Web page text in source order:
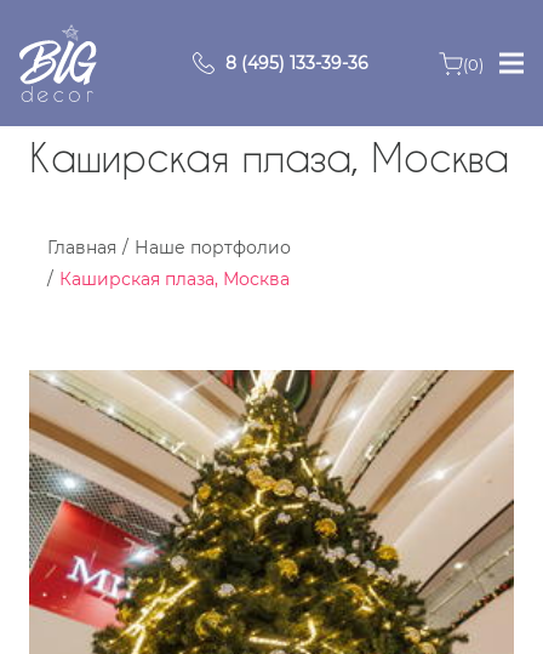
8 (495) 133-39-36 (0)
Главная
О компании
Видео
Портфолио
Контакты
Каширская плаза, Москва
Главная
Наше портфолио
Каширская плаза, Москва